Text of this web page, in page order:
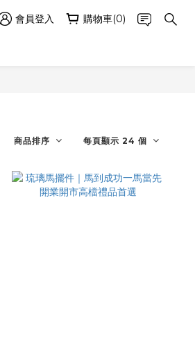
會員登入 購物車(0)
商品排序 每頁顯示 24 個